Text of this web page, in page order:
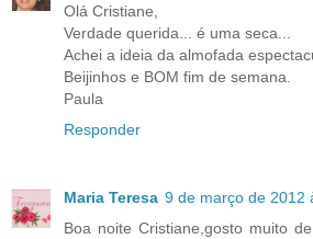
Olá Cristiane,
Verdade querida... é uma seca...
Achei a ideia da almofada
Beijinhos e BOM fim de semana.
Paula
Responder
Maria Teresa 9 de março de 2012
Boa noite Cristiane,gosto muito